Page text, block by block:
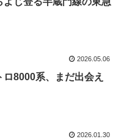
2026.05.06
ロ8000系、まだ出会え
2026.01.30